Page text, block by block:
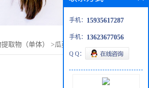
取物（单体） >瓜蒌仁提取物 10：1
手机： 15935617287
手机： 13623677056
Q Q：